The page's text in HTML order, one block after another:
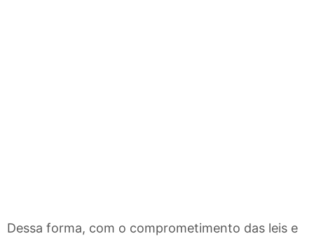
Dessa forma, com o comprometimento das leis e